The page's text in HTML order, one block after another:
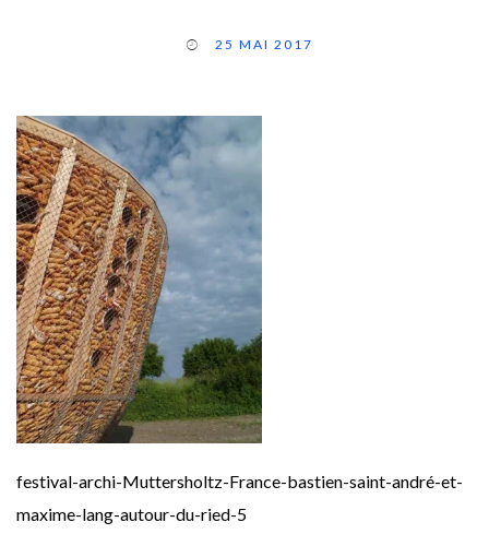
25 MAI 2017
festival-archi-Muttersholtz-France-bastien-saint-andré-et-
maxime-lang-autour-du-ried-5